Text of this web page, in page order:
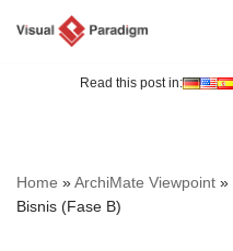
Read this post in:
Home »ArchiMate Viewpoint »
Bisnis (Fase B)